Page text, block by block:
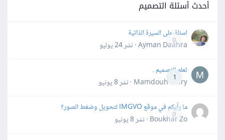
أحدث أسئلة التصميم
0
اسئلة على السيرة الذاتية
Ayman Daahra · نشر
24 يوليو
1
تعلم التصميم .
Mamdouh Khiry · نشر
8 يونيو
0
ما رأيكم في موقع IMGVO لتحويل وضغط الصور؟
Boukhar Zo · نشر
8 يونيو